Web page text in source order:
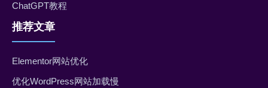
ChatGPT教程
推荐文章
Elementor网站优化
优化WordPress网站加载慢